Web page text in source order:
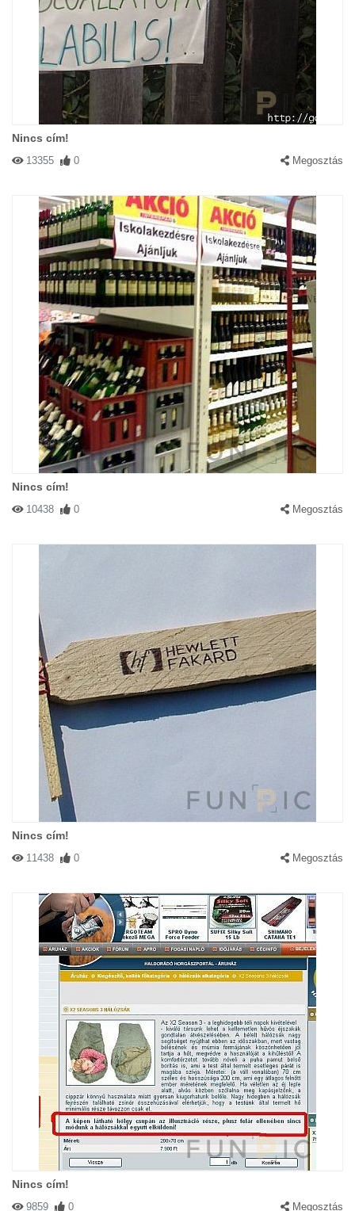
Nincs cím!
13355 0 Megosztás
Nincs cím!
10438 0 Megosztás
Nincs cím!
11438 0 Megosztás
Nincs cím!
9859 0 Megosztás